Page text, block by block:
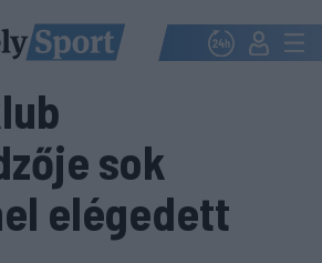
sok
elégedett